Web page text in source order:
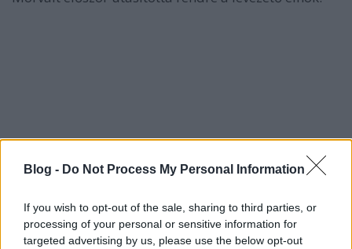
Blog - Do Not Process My Personal Information
If you wish to opt-out of the sale, sharing to third parties, or
processing of your personal or sensitive information for
targeted advertising by us, please use the below opt-out